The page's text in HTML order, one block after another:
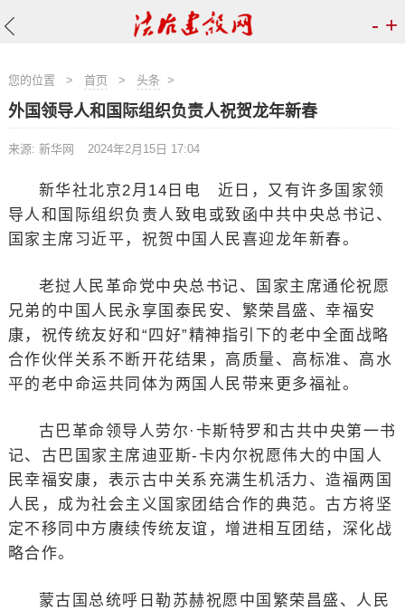
- +
您的位置 > 首页 > 头条>
外国领导人和国际组织负责人祝贺龙年新春
来源: 新华网 2024年2月15日 17:04
新华社北京2月14日电 近日，又有许多国家领
导人和国际组织负责人致电或致函中共中央总书记、
国家主席习近平，祝贺中国人民喜迎龙年新春。
老挝人民革命党中央总书记、国家主席通伦祝愿
兄弟的中国人民永享国泰民安、繁荣昌盛、幸福安
康，祝传统友好和“四好”精神指引下的老中全面战略
合作伙伴关系不断开花结果，高质量、高标准、高水
平的老中命运共同体为两国人民带来更多福祉。
古巴革命领导人劳尔·卡斯特罗和古共中央第一书
记、古巴国家主席迪亚斯-卡内尔祝愿伟大的中国人
民幸福安康，表示古中关系充满生机活力、造福两国
人民，成为社会主义国家团结合作的典范。古方将坚
定不移同中方赓续传统友谊，增进相互团结，深化战
略合作。
蒙古国总统呼日勒苏赫祝愿中国繁荣昌盛、人民